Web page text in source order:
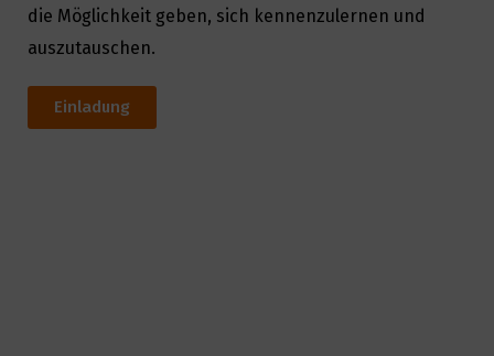
die Möglichkeit geben, sich kennenzulernen und
auszutauschen.
Einladung